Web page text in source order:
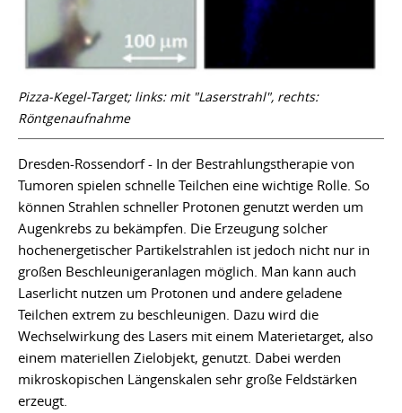
Pizza-Kegel-Target; links: mit "Laserstrahl", rechts:
Röntgenaufnahme
Dresden-Rossendorf - In der Bestrahlungstherapie von
Tumoren spielen schnelle Teilchen eine wichtige Rolle. So
können Strahlen schneller Protonen genutzt werden um
Augenkrebs zu bekämpfen. Die Erzeugung solcher
hochenergetischer Partikelstrahlen ist jedoch nicht nur in
großen Beschleunigeranlagen möglich. Man kann auch
Laserlicht nutzen um Protonen und andere geladene
Teilchen extrem zu beschleunigen. Dazu wird die
Wechselwirkung des Lasers mit einem Materietarget, also
einem materiellen Zielobjekt, genutzt. Dabei werden
mikroskopischen Längenskalen sehr große Feldstärken
erzeugt.